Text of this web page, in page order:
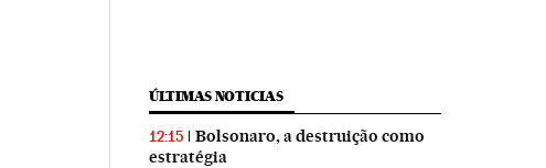
ÚLTIMAS NOTICIAS
12:15
Bolsonaro, a destruição como
estratégia